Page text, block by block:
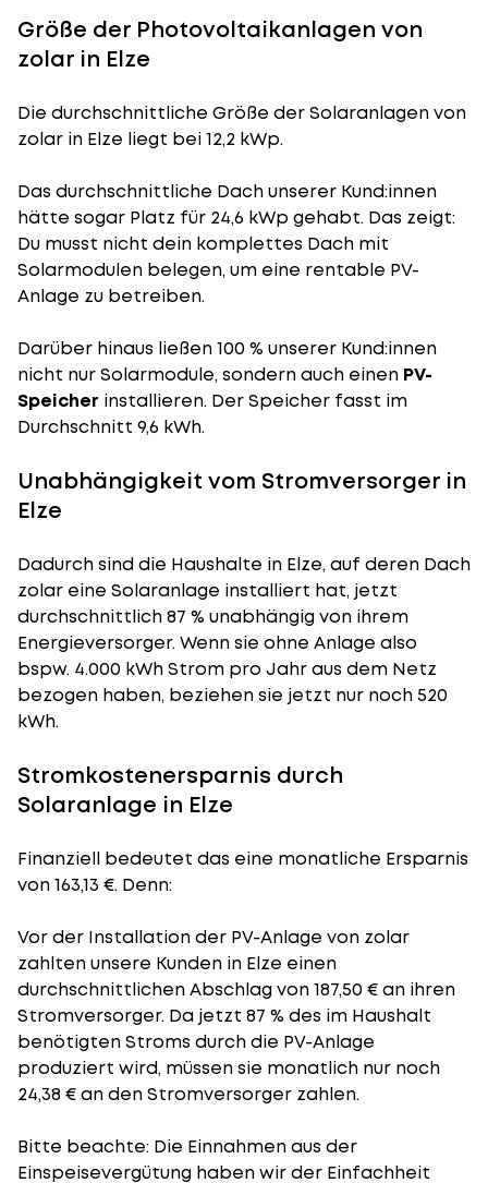
Größe der Photovoltaikanlagen von
zolar in Elze
Die durchschnittliche Größe der Solaranlagenvon
zolar in Elze liegt bei 12,2 kWp.
Das durchschnittliche Dach unserer Kund:innen
hätte sogar Platz für 24,6 kWp gehabt. Das zeigt:
Du musst nicht dein komplettes Dach mit
Solarmodulen belegen, um eine rentable PV-
Anlage zu betreiben.
Darüber hinaus ließen 100 % unserer Kund:innen
nicht nur Solarmodule, sondern auch einen PV-
Speicher installieren. Der Speicher fasst im
Durchschnitt 9,6 kWh.
Unabhängigkeit vom Stromversorger in
Elze
Dadurch sind die Haushalte in Elze, auf deren Dach
zolar eine Solaranlage installiert hat, jetzt
durchschnittlich 87 % unabhängig von ihrem
Energieversorger. Wenn sie ohne Anlage also
bspw. 4.000 kWh Strom pro Jahr aus dem Netz
bezogen haben, beziehen sie jetzt nur noch 520
kWh.
Stromkostenersparnis durch
Solaranlage in Elze
Finanziell bedeutet das eine monatliche Ersparnis
von 163,13 €. Denn:
Vor der Installation der PV-Anlage von zolar
zahlten unsere Kunden in Elze einen
durchschnittlichen Abschlag von 187,50 € an ihren
Stromversorger. Da jetzt 87 % des im Haushalt
benötigten Stroms durch die PV-Anlage
produziert wird, müssen sie monatlich nur noch
24,38 € an den Stromversorger zahlen.
Bitte beachte: Die Einnahmen aus der
Einspeisevergütung haben wir der Einfachheit